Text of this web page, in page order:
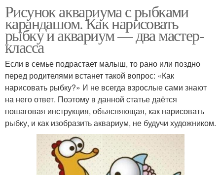
Рисунок аквариума с рыбками
карандашом. Как нарисовать
рыбку и аквариум — два мастер-
класса
Если в семье подрастает малыш, то рано или поздно
перед родителями встанет такой вопрос: «Как
нарисовать рыбку?» И не всегда взрослые сами знают
на него ответ. Поэтому в данной статье даётся
пошаговая инструкция, объясняющая, как нарисовать
рыбку, и как изобразить аквариум, не будучи художником.